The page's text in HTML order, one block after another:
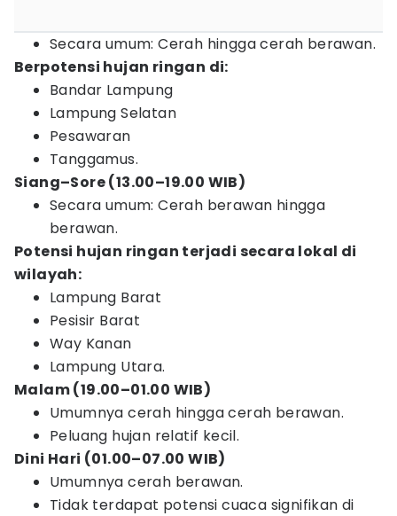
Secara umum: Cerah hingga cerah berawan.
Berpotensi hujan ringan di:
Bandar Lampung
Lampung Selatan
Pesawaran
Tanggamus.
Siang–Sore (13.00–19.00 WIB)
Secara umum: Cerah berawan hingga
berawan.
Potensi hujan ringan terjadi secara lokal di
wilayah:
Lampung Barat
Pesisir Barat
Way Kanan
Lampung Utara.
Malam (19.00–01.00 WIB)
Umumnya cerah hingga cerah berawan.
Peluang hujan relatif kecil.
Dini Hari (01.00–07.00 WIB)
Umumnya cerah berawan.
Tidak terdapat potensi cuaca signifikan di